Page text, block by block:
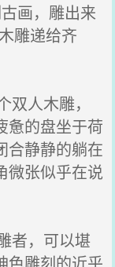
画，雕出来
雕递给齐
人木雕，
惫的盘坐于荷
合静静的躺在
微张似乎在说
者，可以堪